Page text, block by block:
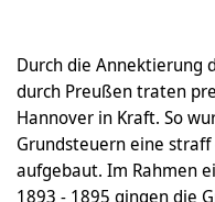
Durch die Annektierung
durch Preußen traten
Hannover in Kraft. So
Grundsteuern eine
aufgebaut. Im Rahmen
1893 - 1895 gingen die